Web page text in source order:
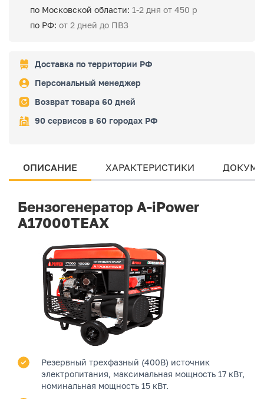
по Московской области: 1-2 дня от 450 р
по РФ: от 2 дней до ПВЗ
Доставка по территории РФ
Персональный менеджер
Возврат товара 60 дней
90 сервисов в 60 городах РФ
ОПИСАНИЕ ХАРАКТЕРИСТИКИ
Бензогенератор A-iPower
A17000TEAX
Резервный трехфазный (400В) источник
электропитания, максимальная мощность 17 кВт,
номинальная мощность 15 кВт.